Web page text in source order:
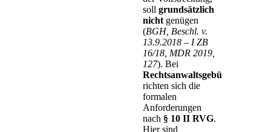
soll grundsätzlich
nicht genügen
(BGH, Beschl. v.
13.9.2018 – I ZB
16/18, MDR 2019,
127). Bei
Rechtsanwaltsgebühren
richten sich die
formalen
Anforderungen
nach § 10 II RVG.
Hier sind